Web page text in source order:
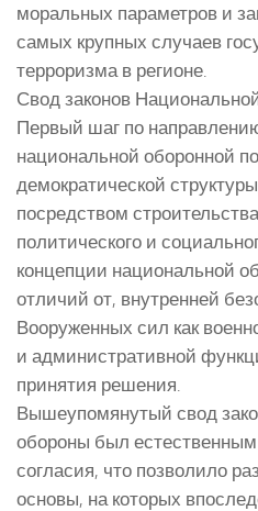
моральных параметров и
самых крупных случаев
терроризма в регионе.
Свод законов
Первый шаг по
национальной оборонной
демократической
посредством
политического и
концепции национальной
отличий от, внутренней
Вооруженных сил как
и административной
принятия решения.
Вышеупомянутый свод
обороны был естественным
согласия, что позволило
основы, на которых